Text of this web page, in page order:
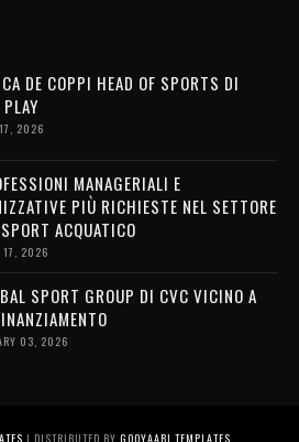
DE COPPI HEAD OF SPORTS DI
2026
MANAGERIALI E
PIÙ RICHIESTE NEL SETTORE
ACQUATICO
17, 2026
SPORT GROUP DI CVC VICINO A
03, 2026
| DISTRIBUTED BY GOOYAABI TEMPLATES